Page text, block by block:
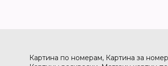
Картина по номерам, Картина за